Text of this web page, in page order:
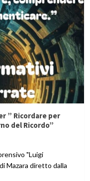
” Ricordare per
del Ricordo”
"Luigi
Mazara diretto dalla